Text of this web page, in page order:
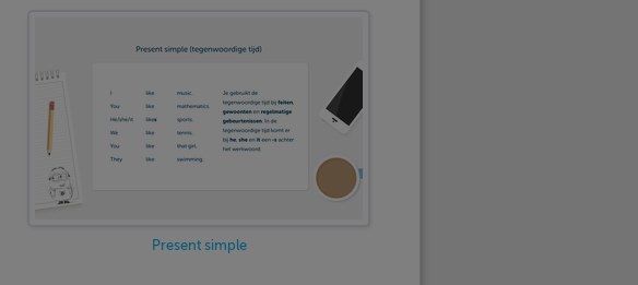
Present simple